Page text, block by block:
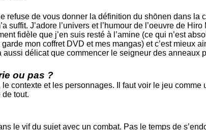
refuse de vous donner la définition du shōnen dans
suffit. J’adore l’univers et l’humour de l’oeuvre de
fidèle que j’en suis resté à l’amine (ce qui n’est
mon coffret DVD et mes mangas) et c’est
délicat que commencer le seigneur des anneaux
ou pas ?
contexte et les personnages. Il faut voir le jeu
de tout.
le vif du sujet avec un combat. Pas le temps de